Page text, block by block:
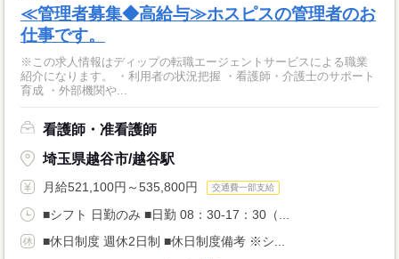
≪管理者募集◆高給与≫ホスピスの管理者のお
仕事です。
※この求人情報はディップの転職エージェントサービスによる職業
紹介になります。 ・利用者の状況把握 ・看護師・介護士のサポート
育成 ・外部機関や...
看護師・准看護師
埼玉県越谷市/越谷駅
月給521,100円～535,800円 交通費一部支給
■シフト 日勤のみ ■日勤 08：30-17：30（...
■休日制度 週休2日制 ■休日制度備考 ※シ...